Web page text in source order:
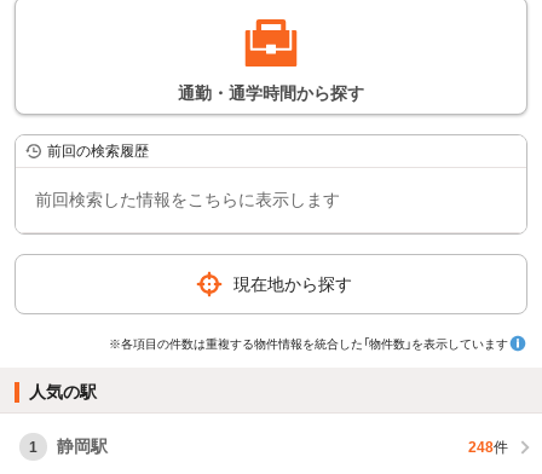
通勤・通学時間から探す
前回の検索履歴
前回検索した情報をこちらに表示します
現在地から探す
※各項目の件数は重複する物件情報を統合した「物件数」を表示しています
人気の駅
1 静岡駅 248件